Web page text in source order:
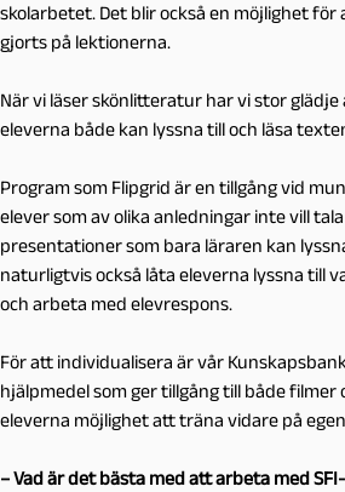
skolarbetet. Det blir också en möjlighet
gjorts på lektionerna.
När vi läser skönlitteratur har vi stor
eleverna både kan lyssna till och läsa
Program som Flipgrid är en tillgång vid
elever som av olika anledningar inte vill
presentationer som bara läraren kan
naturligtvis också låta eleverna lyssna till
och arbeta med elevrespons.
För att individualisera är vår
hjälpmedel som ger tillgång till både filmer
eleverna möjlighet att träna vidare på
– Vad är det bästa med att arbeta med